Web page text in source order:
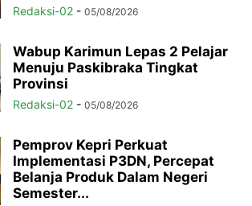
Redaksi-02 - 05/08/2026
Wabup Karimun Lepas 2 Pelajar
Menuju Paskibraka Tingkat
Provinsi
Redaksi-02 - 05/08/2026
Pemprov Kepri Perkuat
Implementasi P3DN, Percepat
Belanja Produk Dalam Negeri
Semester...